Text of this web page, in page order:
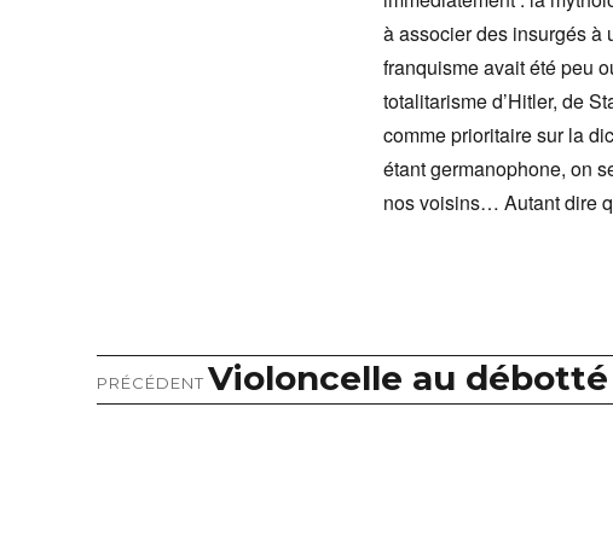
à associer des insurgés à
franquisme avait été peu
totalitarisme d’Hitler, de
comme prioritaire sur la
étant germanophone, on
nos voisins… Autant dire
Navigation
PRÉCÉDENT
Article
précédent :
Violoncelle au débotté